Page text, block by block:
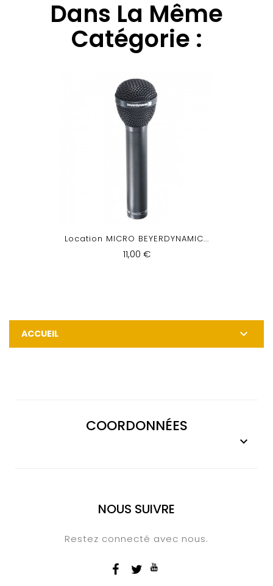
Dans La Même
Catégorie :
Location MICRO BEYERDYNAMIC...
11,00 €
ACCUEIL 
COORDONNÉES

NOUS SUIVRE
Restez connecté avec nous.